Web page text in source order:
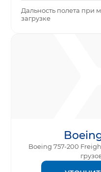
Дальность полета при
загрузке
Boeing 757-200